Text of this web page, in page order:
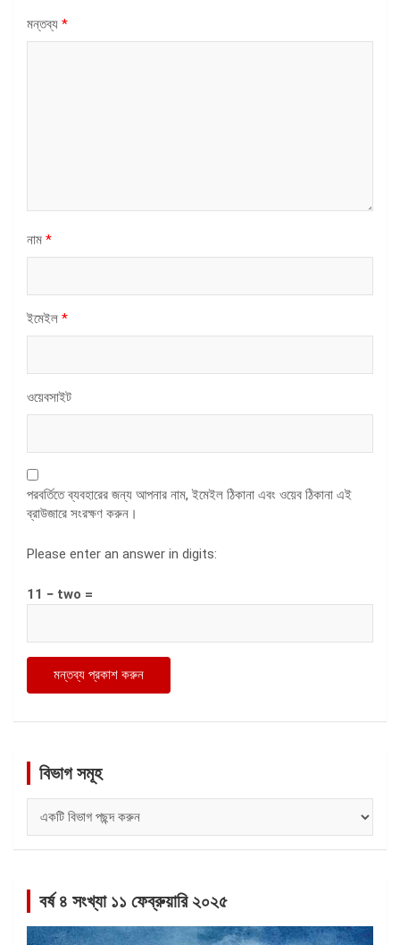
মন্তব্য *
নাম *
ইমেইল *
ওয়েবসাইট
পরবর্তিতে ব্যবহারের জন্য আপনার নাম, ইমেইল ঠিকানা এবং ওয়েব ঠিকানা এই
ব্রাউজারে সংরক্ষণ করুন।
Please enter an answer in digits:
11 − two =
বিভাগ সমূহ
সমূহ
বর্ষ ৪ সংখ্যা ১১ ফেব্রুয়ারি ২০২৫